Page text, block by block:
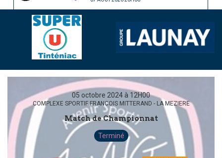
05 octobre 2024 à 12H00
COMPLEXE SPORTIF FRANCOIS MITTERAND - LA MEZIERE
Match de Championnat
Terminé